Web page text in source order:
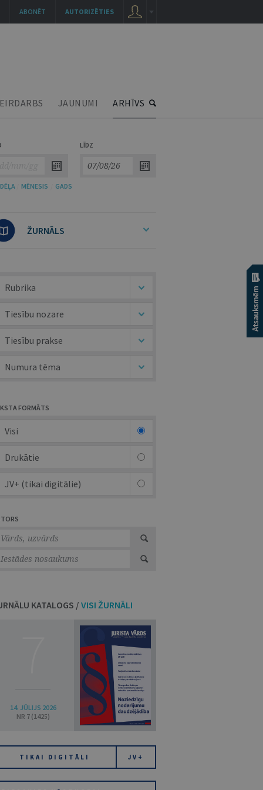
JAUNUMI ARHĪVS
LĪDZ
MĒNESIS GADS
ŽURNĀLS
Rubrika
Tiesību nozare
Tiesību prakse
Numura tēma
FORMĀTS
Visi
Drukātie
JV+ (tikai digitālie)
KATALOGS /VISI ŽURNĀLI
14. JŪLIJS 2026
NR 7 (1425)
TIKAI DIGITĀLI JV+
AUTORIZĒTIES
ABONĒT